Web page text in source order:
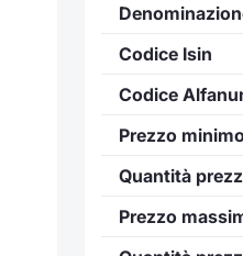
Codice Isin
Codice
Prezzo
Quantità
Prezzo